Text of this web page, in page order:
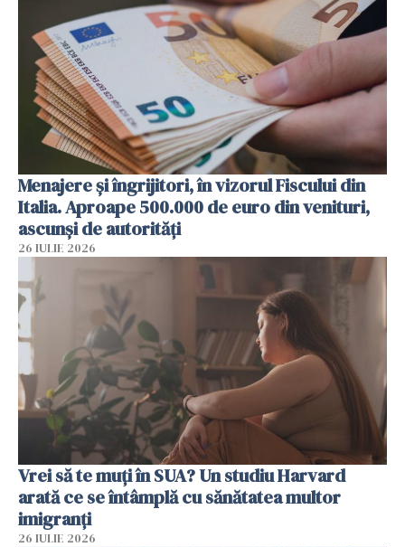
Menajere și îngrijitori, în vizorul Fiscului din
Italia. Aproape 500.000 de euro din venituri,
ascunși de autorități
26 IULIE 2026
Vrei să te muți în SUA? Un studiu Harvard
arată ce se întâmplă cu sănătatea multor
imigranți
26 IULIE 2026